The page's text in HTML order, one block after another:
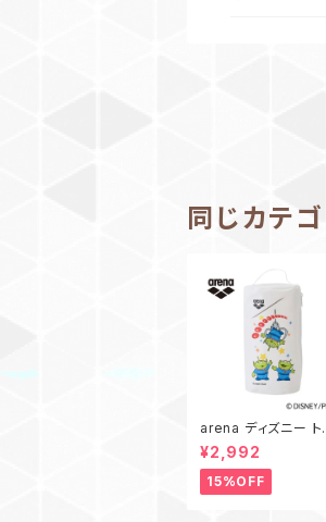
同じカテ
arena ディズニー トイ
ストーリー プルーフバ
グ AS6FBZ85U アリ
ーナ 防水 ポーチ
ey エイリアン リトル・
¥2,992
15%OFF